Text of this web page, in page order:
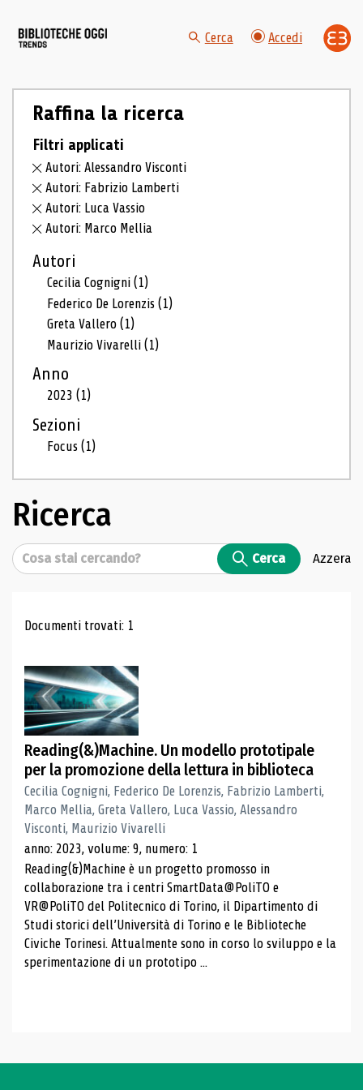
Cerca Accedi
Raffina la ricerca
Filtri applicati
Autori: Alessandro Visconti
Autori: Fabrizio Lamberti
Autori: Luca Vassio
Autori: Marco Mellia
Autori
Cecilia Cognigni(1)
Federico De Lorenzis(1)
Greta Vallero(1)
Maurizio Vivarelli(1)
Anno
2023(1)
Sezioni
Focus(1)
Ricerca
Cerca Cerca Azzera
Risultati di ricerca
Documenti trovati: 1
Reading(&)Machine. Un modello prototipale
per la promozione della lettura in biblioteca
Cecilia Cognigni, Federico De Lorenzis, Fabrizio Lamberti,
Marco Mellia, Greta Vallero, Luca Vassio, Alessandro
Visconti, Maurizio Vivarelli
anno: 2023, volume: 9, numero: 1
Reading(&)Machine è un progetto promosso in
collaborazione tra i centri SmartData@PoliTO e
VR@PoliTO del Politecnico di Torino, il Dipartimento di
Studi storici dell’Università di Torino e le Biblioteche
Civiche Torinesi. Attualmente sono in corso lo sviluppo e la
sperimentazione di un prototipo ...